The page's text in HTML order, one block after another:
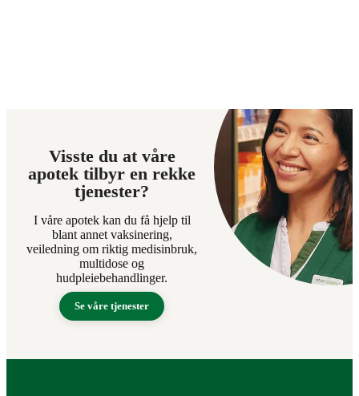
Visste du at våre
apotek tilbyr en rekke
tjenester?
I våre apotek kan du få hjelp til
blant annet vaksinering,
veiledning om riktig medisinbruk,
multidose og
hudpleiebehandlinger.
Se våre tjenester